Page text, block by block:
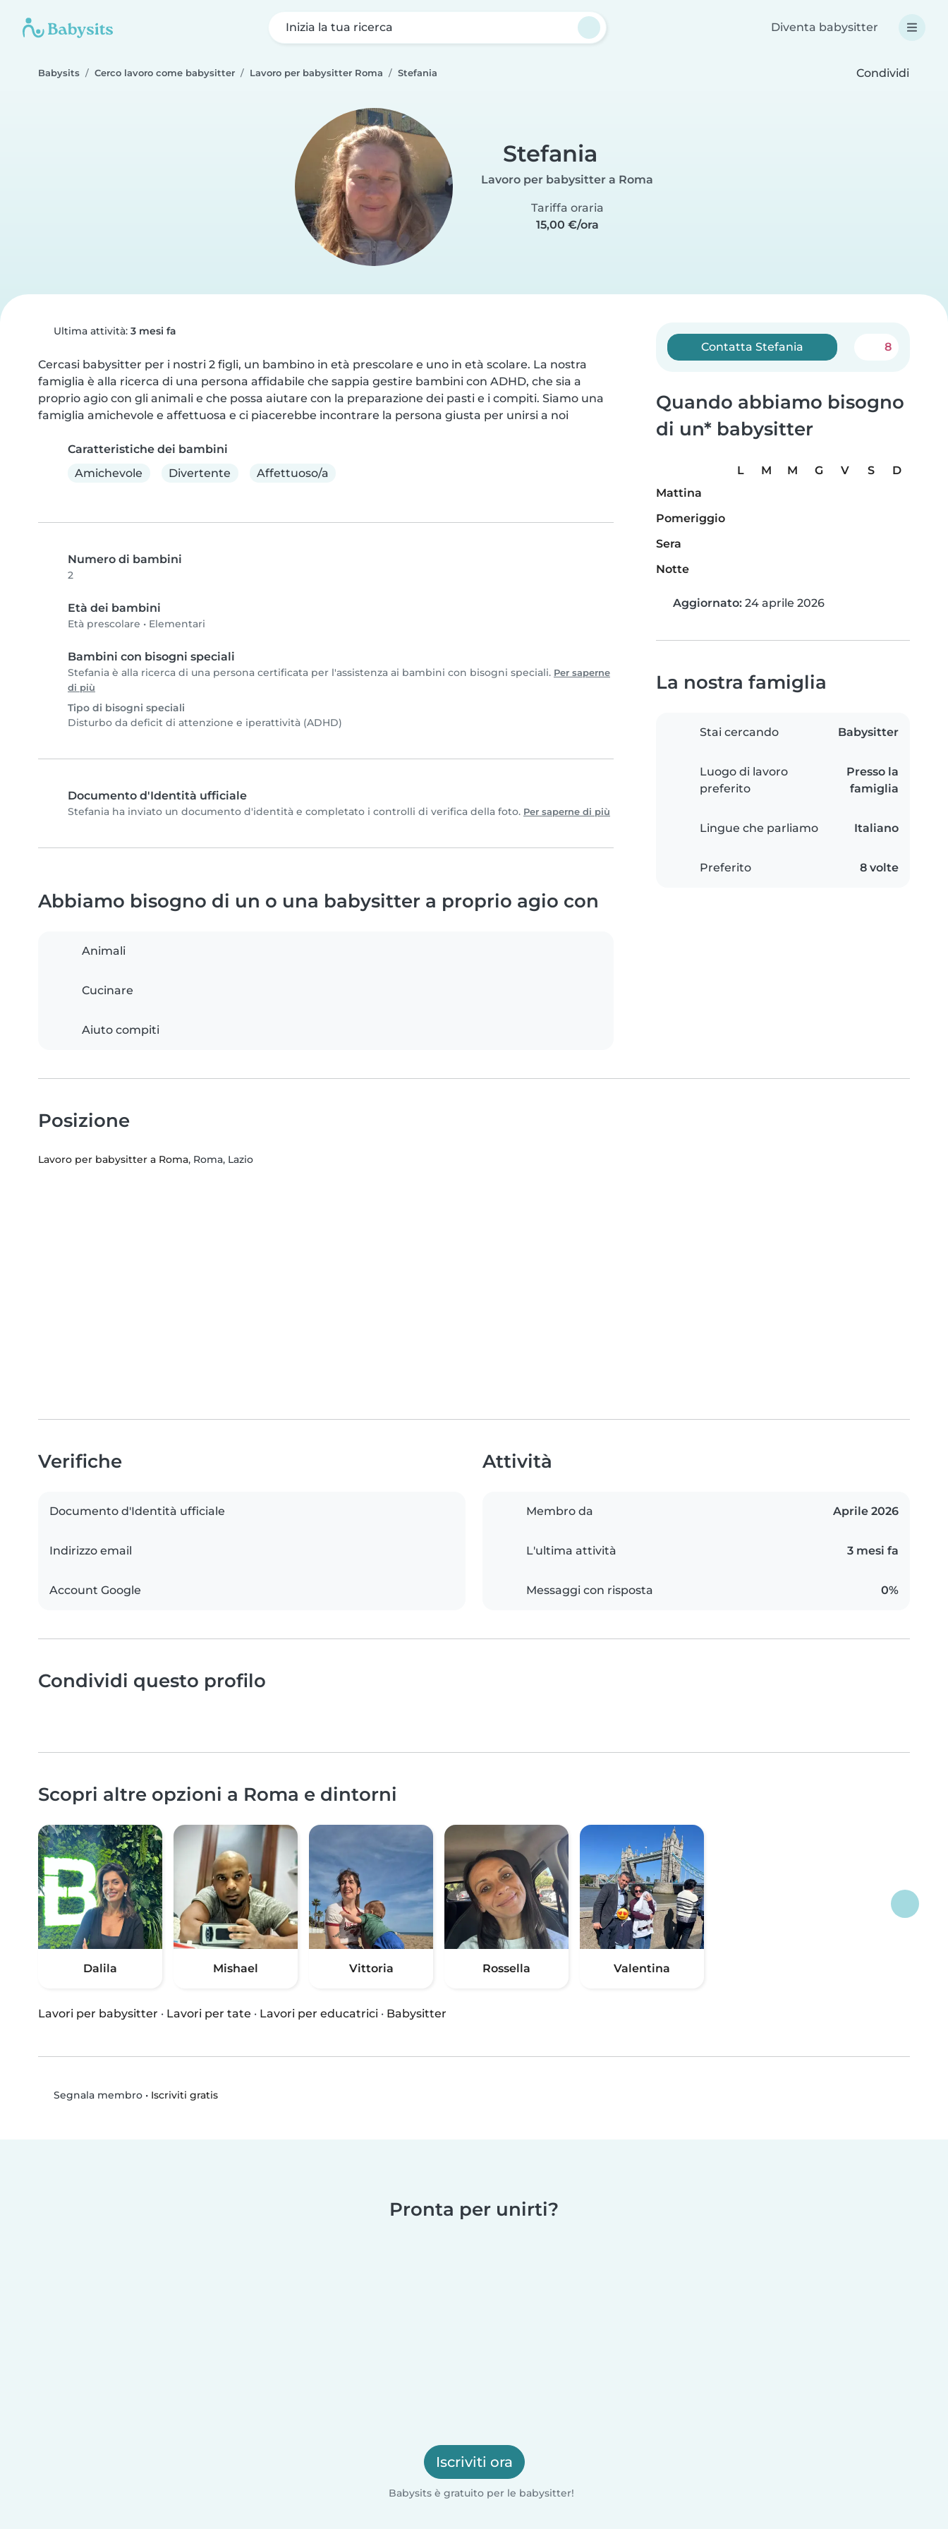
Inizia la tua ricerca Diventa babysitter
Babysits Cerco lavoro come babysitter Lavoro per babysitter Roma Stefania Condividi
Stefania
Lavoro per babysitter a Roma
Tariffa oraria
15,00 €/ora
Ultima attività: 3 mesi fa
Cercasi babysitter per i nostri 2 figli, un bambino in età prescolare e uno in età scolare. La nostra
famiglia è alla ricerca di una persona affidabile che sappia gestire bambini con ADHD, che sia a
proprio agio con gli animali e che possa aiutare con la preparazione dei pasti e i compiti. Siamo una
famiglia amichevole e affettuosa e ci piacerebbe incontrare la persona giusta per unirsi a noi
Caratteristiche dei bambini
Amichevole
Divertente Affettuoso/a
Numero di bambini
2
Età dei bambini
Età prescolare • Elementari
Bambini con bisogni speciali
Stefania è alla ricerca di una persona certificata per l'assistenza ai bambini con bisogni speciali. Per saperne
di più
Tipo di bisogni speciali
Disturbo da deficit di attenzione e iperattività (ADHD)
Documento d'Identità ufficiale
Stefania ha inviato un documento d'identità e completato i controlli di verifica della foto. Per saperne di più
Contatta Stefania 8
Quando abbiamo bisogno
di un* babysitter
L M M G V S
D
Mattina
Pomeriggio
Sera
Notte
Aggiornato: 24 aprile 2026
La nostra famiglia
Stai cercando Babysitter
Luogo di lavoro
preferito
Presso la
famiglia
Lingue che parliamo Italiano
Preferito 8 volte
Abbiamo bisogno di un o una babysitter a proprio agio con
Animali
Cucinare
Aiuto compiti
Posizione
Lavoro per babysitter a Roma, Roma, Lazio
Verifiche
Documento d'Identità ufficiale
Indirizzo email
Account Google
Attività
Membro da Aprile 2026
L'ultima attività 3 mesi fa
Messaggi con risposta 0%
Condividi questo profilo
Scopri altre opzioni a Roma e dintorni
Dalila Mishael Vittoria Rossella Valentina
Lavori per babysitter · Lavori per tate · Lavori per educatrici · Babysitter
Segnala membro• Iscriviti gratis
Pronta per unirti?
Iscriviti ora
Babysits è gratuito per le babysitter!